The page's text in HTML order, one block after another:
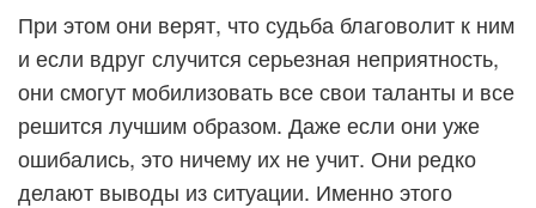
При этом они верят, что судьба благоволит к ним
и если вдруг случится серьезная неприятность,
они смогут мобилизовать все свои таланты и все
решится лучшим образом. Даже если они уже
ошибались, это ничему их не учит. Они редко
делают выводы из ситуации. Именно этого